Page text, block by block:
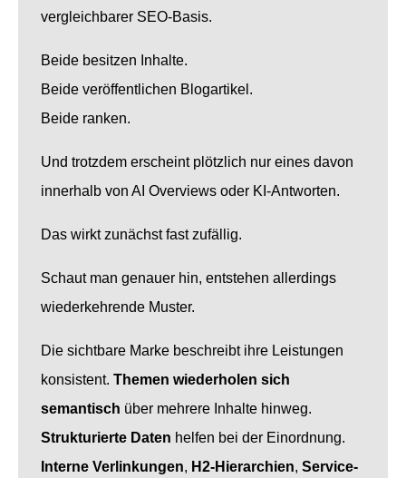
vergleichbarer SEO-Basis.
Beide besitzen Inhalte.
Beide veröffentlichen Blogartikel.
Beide ranken.
Und trotzdem erscheint plötzlich nur eines davon
innerhalb von AI Overviews oder KI-Antworten.
Das wirkt zunächst fast zufällig.
Schaut man genauer hin, entstehen allerdings
wiederkehrende Muster.
Die sichtbare Marke beschreibt ihre Leistungen
konsistent. Themen wiederholen sich
semantisch über mehrere Inhalte hinweg.
Strukturierte Daten helfen bei der Einordnung.
Interne Verlinkungen, H2-Hierarchien, Service-